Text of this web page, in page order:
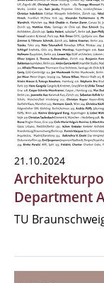
21.10.2024
Department
TU